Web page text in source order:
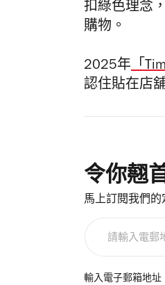
扣綠色理念
購物。
2025年「
認住貼在店
令你翹
馬上訂閱我們
電
輸入電子郵箱地址